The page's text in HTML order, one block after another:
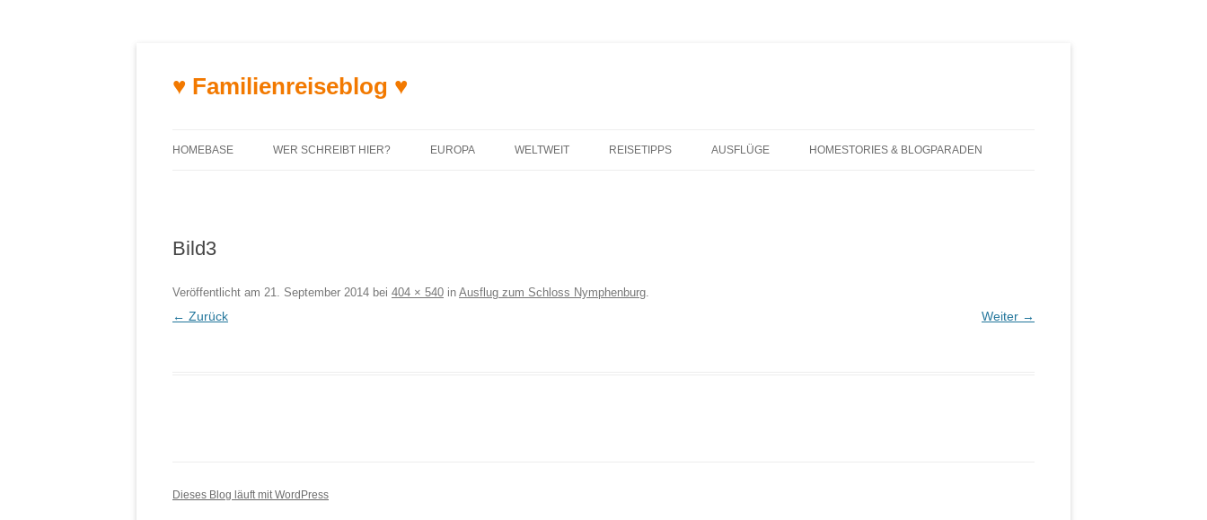
♥ Familienreiseblog ♥
HOMEBASE WER SCHREIBT HIER? EUROPA WELTWEIT REISETIPPS AUSFLÜGE HOMESTORIES & BLOGPARADEN
Bild3
Veröffentlicht am 21. September 2014 bei 404 × 540 in Ausflug zum Schloss Nymphenburg.
← Zurück Weiter →
Dieses Blog läuft mit WordPress